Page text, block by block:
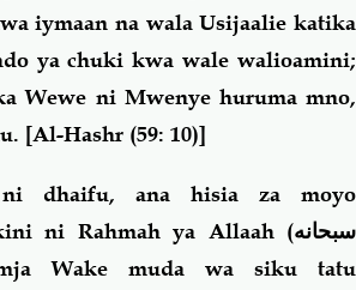
iymaan na wala Usijaalie katika
ya chuki kwa wale walioamini;
Wewe ni Mwenye huruma mno,
[Al-Hashr (59: 10)]
dhaifu, ana hisia za moyo
ni Rahmah ya Allaah (سبحانه
Wake muda wa siku tatu